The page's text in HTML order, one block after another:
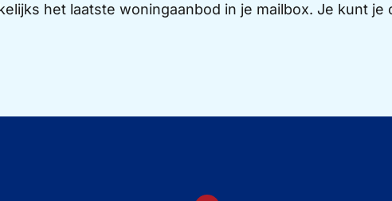
het laatste woningaanbod in je mailbox. Je kunt je